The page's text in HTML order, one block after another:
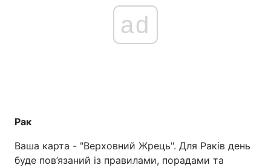
ad
Рак
Ваша карта - "Верховний Жрець". Для Раків день
буде пов’язаний із правилами, порадами та